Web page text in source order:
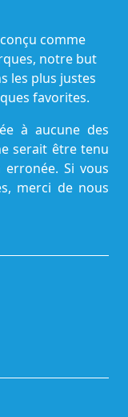
comme
notre but
les plus justes
favorites.
à aucune des
serait être tenu
Si vous
merci de nous